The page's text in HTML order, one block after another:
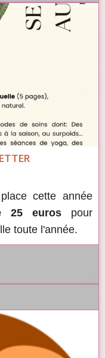
cette année
25 euros pour
toute l'année.